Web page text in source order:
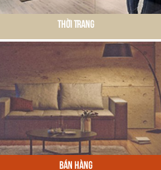
Thời Trang
Bán Hàng